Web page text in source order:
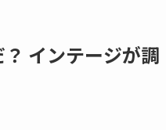
インテージが調